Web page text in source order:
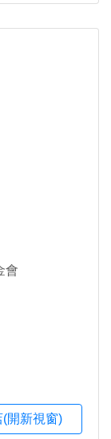
會
(開新視窗)